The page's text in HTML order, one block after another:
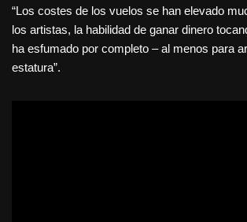
“Los costes de los vuelos se han elevado
los artistas, la habilidad de ganar dinero
ha esfumado por completo – al menos para
estatura”.